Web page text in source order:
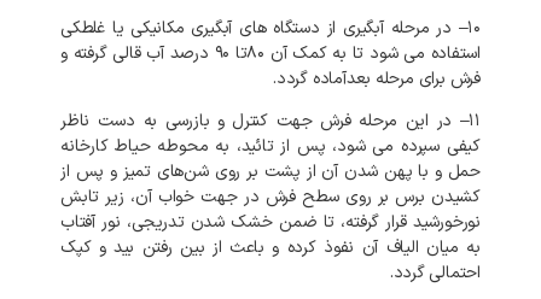
۱۰– در مرحله آبگیری از دستگاه های آبگیری مکانیکی یا غلطکی
استفاده می شود تا به کمک آن ۸۰تا ۹۰ درصد آب قالی گرفته و
فرش برای مرحله بعدآماده گردد.
۱۱– در این مرحله فرش جهت کنترل و بازرسی به دست ناظر
کیفی سپرده می شود، پس از تائید، به محوطه حیاط کارخانه
حمل و با پهن شدن آن از پشت بر روی شن‌های تمیز و پس از
کشیدن برس بر روی سطح فرش در جهت خواب آن، زیر تابش
نورخورشید قرار گرفته، تا ضمن خشک شدن تدریجی، نور آفتاب
به میان الیاف آن نفوذ کرده و باعث از بین رفتن بید و کپک
احتمالی گردد.